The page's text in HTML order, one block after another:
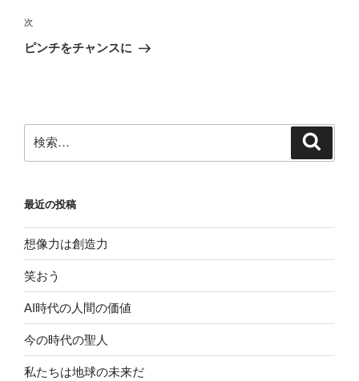
ビ
ゲ
ン
稿
次
の
次
ピンチをチャンスに
索:
最近の投稿
想像力は創造力
笑おう
AI時代の人間の価値
今の時代の聖人
私たちは地球の未来だ